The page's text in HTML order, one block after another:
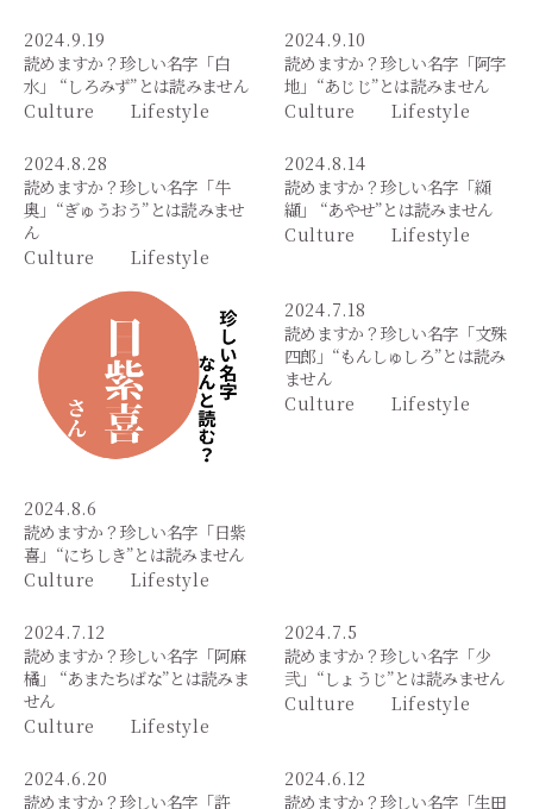
2024.9.19
読めますか？珍しい名字「白
水」 “しろみず”とは読みません
Culture
Lifestyle
2024.9.10
読めますか？珍しい名字「阿字
地」“あじじ”とは読みません
Culture
Lifestyle
2024.8.28
読めますか？珍しい名字「牛
奥」“ぎゅうおう”とは読みませ
ん
Culture
Lifestyle
2024.8.14
読めますか？珍しい名字「纐
纈」 “あやせ”とは読みません
Culture
Lifestyle
2024.8.6
読めますか？珍しい名字「日紫
喜」“にちしき”とは読みません
Culture
Lifestyle
2024.7.18
読めますか？珍しい名字「文殊
四郎」“もんしゅしろ”とは読み
ません
Culture
Lifestyle
2024.7.12
読めますか？珍しい名字「阿麻
橘」 “あまたちばな”とは読みま
せん
Culture
Lifestyle
2024.7.5
読めますか？珍しい名字「少
弐」“しょうじ”とは読みません
Culture
Lifestyle
2024.6.20
読めますか？珍しい名字「許
2024.6.12
読めますか？珍しい名字「生田